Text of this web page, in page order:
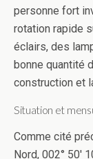
personne fort
rotation rapide
éclairs, des
bonne quantité
construction et
Situation et
Comme cité
Nord, 002° 50′